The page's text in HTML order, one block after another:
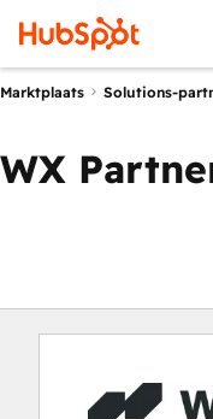
Marktplaats Solutions-
WX